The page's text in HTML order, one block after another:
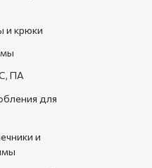
и
для
ПА
и крюки